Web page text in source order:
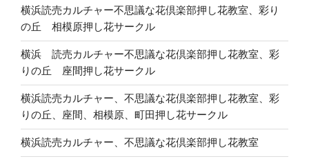
横浜読売カルチャー不思議な花倶楽部押し花教室、彩り
の丘 相模原押し花サークル
横浜 読売カルチャー不思議な花倶楽部押し花教室、彩
りの丘 座間押し花サークル
横浜読売カルチャー、不思議な花倶楽部押し花教室、彩
りの丘、座間、相模原、町田押し花サークル
横浜読売カルチャー、不思議な花倶楽部押し花教室